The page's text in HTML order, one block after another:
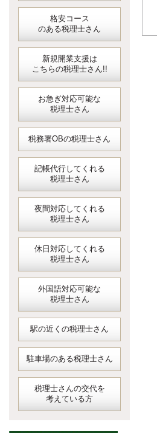
格安コース
のある税理士さん
新規開業支援は
こちらの税理士さん!!
お急ぎ対応可能な
税理士さん
税務署OBの税理士さん
記帳代行してくれる
税理士さん
夜間対応してくれる
税理士さん
休日対応してくれる
税理士さん
外国語対応可能な
税理士さん
駅の近くの税理士さん
駐車場のある税理士さん
税理士さんの交代を
考えている方